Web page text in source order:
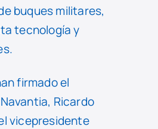
buques militares,
tecnología y
firmado el
Ricardo
vicepresidente